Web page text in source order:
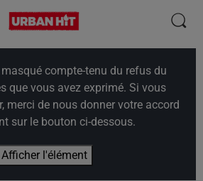
compte-tenu du refus du
que vous avez exprimé. Si vous
merci de nous donner votre accord
sur le bouton ci-dessous.
Afficher l'élément